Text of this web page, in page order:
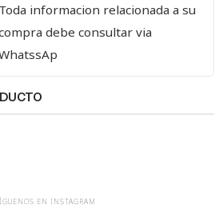
Toda informacion relacionada a su
debe consultar via
EN INSTAGRAM